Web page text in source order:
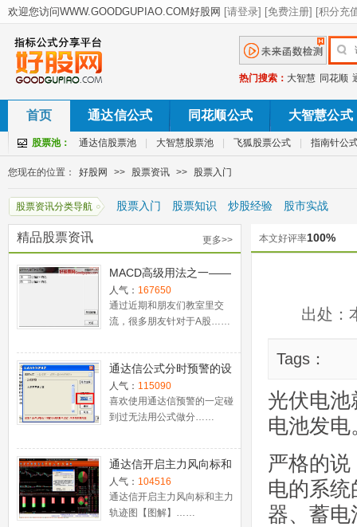
热门搜索： 大智慧 同花顺
首页 通达信公式 同花顺公式 大智慧公式
股票池： 通达信股票池 大智慧股票池 飞狐股票公式 指南针公
您现在的位置： 好股网 >> 股票资讯 >> 股票入门
股票资讯分类导航 股票入门 股票知识 炒股经验 股市实战
精品股票资讯 更多>>
MACD高级用法之一——
稳健买入法+2点卖出法
人气： 167650
通过近期和朋友们教室里交
流，很多朋友针对于A股……
通达信公式分时预警的设
置
人气： 115090
喜欢使用通达信预警的一定碰
到过无法用公式做分……
通达信开启主力风向标和
主力轨迹图【图解】
人气： 104516
通达信开启主力风向标和主力
轨迹图【图解】……
本文好评率100%
出处：
Tags：
光伏电
电池发电
严格的
电的系
器、蓄